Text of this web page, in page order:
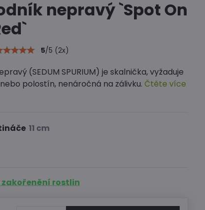
nepravý `Spot On
5/5 (2x)
(SEDUM SPURIUM) je skalnička, vyžaduje
polostín, nenáročná na zálivku.Čtěte více
zakořenění rostlin